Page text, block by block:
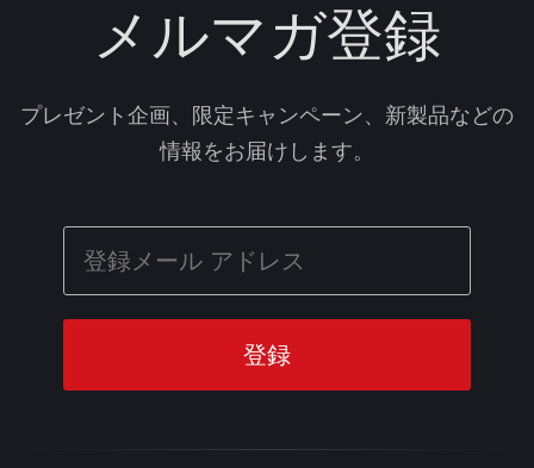
メルマガ登録
プレゼント企画、限定キャンペーン、新製品などの
情報をお届けします。